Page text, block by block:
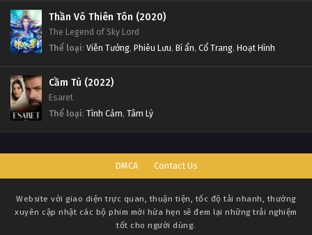
Thần Võ Thiên Tôn (2020)
The Legend of Sky Lord
Thể loại: Viễn Tưởng, Phiêu Lưu, Bí ẩn, Cổ Trang, Hoạt Hình
Cầm Tù (2022)
Esaret
Thể loại: Tình Cảm, Tâm Lý
DMCA Contact Us
Website với giao diện trực quan, thuận tiện, tốc độ tải nhanh, thường
xuyên cập nhật các bộ phim mới hứa hẹn sẽ đem lại những trải nghiệm
tốt cho người dùng.